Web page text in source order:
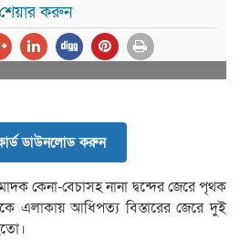
শেয়ার করুন
ডাউনলোড করুন
কেনা-বেচাসহ নানা দ্বন্দের জেরে পৃথক
এলাকায় আধিপত্য বিস্তারের জেরে দুই